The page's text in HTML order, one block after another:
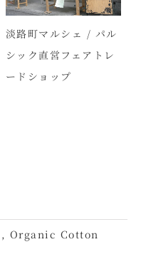
淡路町マルシェ / パル
シック直営フェアトレ
ードショップ
, Organic Cotton